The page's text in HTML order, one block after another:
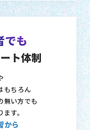
でも
ト体制
もちろん
無い方でも
す。
から